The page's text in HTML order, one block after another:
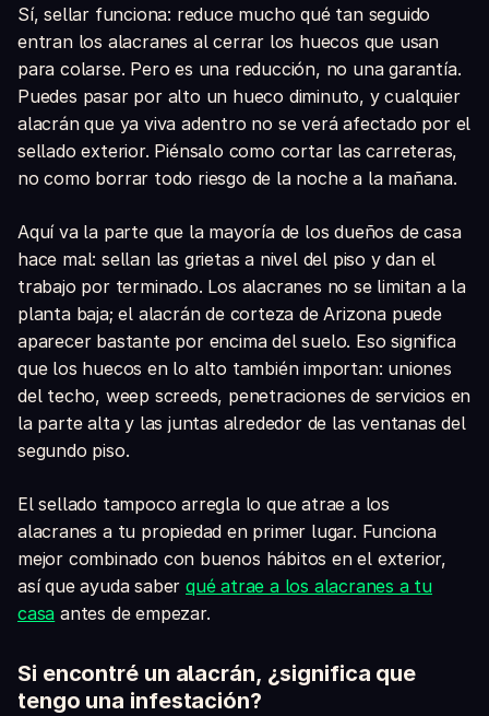
Sí, sellar funciona: reduce mucho qué tan seguido
entran los alacranes al cerrar los huecos que usan
para colarse. Pero es una reducción, no una garantía.
Puedes pasar por alto un hueco diminuto, y cualquier
alacrán que ya viva adentro no se verá afectado por el
sellado exterior. Piénsalo como cortar las carreteras,
no como borrar todo riesgo de la noche a la mañana.
Aquí va la parte que la mayoría de los dueños de casa
hace mal: sellan las grietas a nivel del piso y dan el
trabajo por terminado. Los alacranes no se limitan a la
planta baja; el alacrán de corteza de Arizona puede
aparecer bastante por encima del suelo. Eso significa
que los huecos en lo alto también importan: uniones
del techo, weep screeds, penetraciones de servicios en
la parte alta y las juntas alrededor de las ventanas del
segundo piso.
El sellado tampoco arregla lo que atrae a los
alacranes a tu propiedad en primer lugar. Funciona
mejor combinado con buenos hábitos en el exterior,
así que ayuda saberqué atrae a los alacranes a tu
casa antes de empezar.
Si encontré un alacrán, ¿significa que
tengo una infestación?